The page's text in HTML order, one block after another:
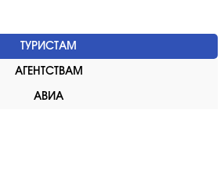
ТУРИСТАМ
АГЕНТСТВАМ
АВИА